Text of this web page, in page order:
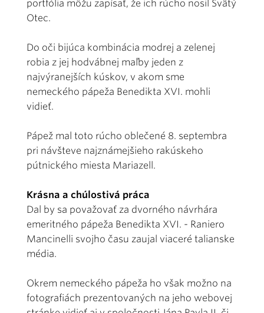
portfólia môžu zapísať, že ich rúcho nosil Svätý
Otec.
Do oči bijúca kombinácia modrej a zelenej
robia z jej hodvábnej maľby jeden z
najvýranejších kúskov, v akom sme
nemeckého pápeža Benedikta XVI. mohli
vidieť.
Pápež mal toto rúcho oblečené 8. septembra
pri návšteve najznámejšieho rakúskeho
pútnického miesta Mariazell.
Krásna a chúlostivá práca
Dal by sa považovať za dvorného návrhára
emeritného pápeža Benedikta XVI. - Raniero
Mancinelli svojho času zaujal viaceré talianske
média.
Okrem nemeckého pápeža ho však možno na
fotografiách prezentovaných na jeho webovej